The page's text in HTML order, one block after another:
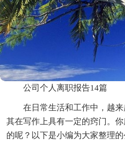
公司个人离职报告14篇
在日常生活和工作中，越
其在写作上具有一定的窍门。
的呢？以下是小编为大家整理